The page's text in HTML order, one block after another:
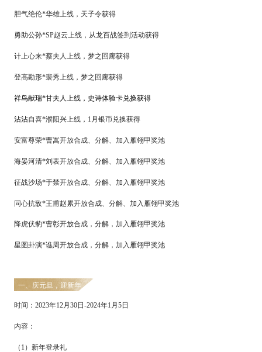
胆气绝伦*华雄上线，天子令获得
勇助公孙*SP赵云上线， 从龙百战签到活动获得
计上心来*蔡夫人上线，梦之回廊获得
登高勘形*裴秀上线，梦之回廊获得
祥鸟献瑞*甘夫人上线，史诗体验卡兑换获得
沾沾自喜*濮阳兴上线，1月银币兑换获得
安富尊荣*曹嵩开放合成、分解、加入雁翎甲奖池
海晏河清*刘表开放合成、分解、加入雁翎甲奖池
征战沙场*于禁开放合成、分解、加入雁翎甲奖池
同心抗敌*王甫赵累开放合成、分解、加入雁翎甲奖池
降虎伏豹*曹彰开放合成，分解，加入雁翎甲奖池
星图卦演*谯周开放合成，分解，加入雁翎甲奖池
一、庆元旦，迎新年
时间： 2023年12月30日-2024年1 月5日
内容：
（ 1 ）新年登录礼